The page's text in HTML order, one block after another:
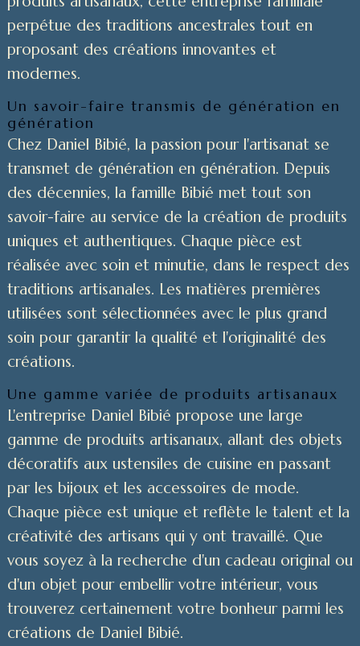
perpétue des traditions ancestrales tout en
proposant des créations innovantes et
modernes.
Un savoir-faire transmis de génération en
génération
Chez Daniel Bibié, la passion pour l'artisanat se
transmet de génération en génération. Depuis
des décennies, la famille Bibié met tout son
savoir-faire au service de la création de produits
uniques et authentiques. Chaque pièce est
réalisée avec soin et minutie, dans le respect des
traditions artisanales. Les matières premières
utilisées sont sélectionnées avec le plus grand
soin pour garantir la qualité et l'originalité des
créations.
Une gamme variée de produits artisanaux
L'entreprise Daniel Bibié propose une large
gamme de produits artisanaux, allant des objets
décoratifs aux ustensiles de cuisine en passant
par les bijoux et les accessoires de mode.
Chaque pièce est unique et reflète le talent et la
créativité des artisans qui y ont travaillé. Que
vous soyez à la recherche d'un cadeau original ou
d'un objet pour embellir votre intérieur, vous
trouverez certainement votre bonheur parmi les
créations de Daniel Bibié.